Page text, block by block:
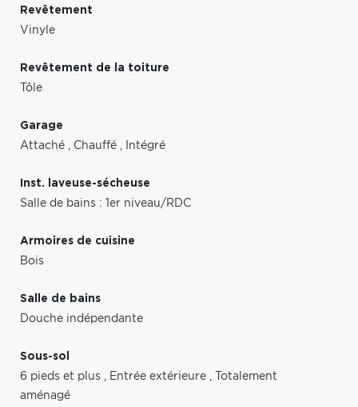
Revêtement
Vinyle
Revêtement de la toiture
Tôle
Garage
Attaché , Chauffé , Intégré
Inst. laveuse-sécheuse
Salle de bains : 1er niveau/RDC
Armoires de cuisine
Bois
Salle de bains
Douche indépendante
Sous-sol
6 pieds et plus , Entrée extérieure ,
Totalement
aménagé